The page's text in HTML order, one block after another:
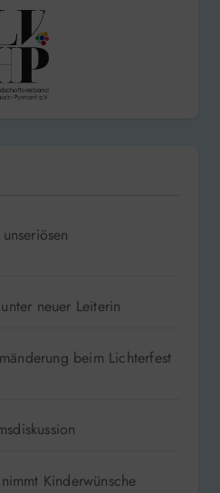
neuer Leiterin
beim Lichterfest
Kinderwünsche